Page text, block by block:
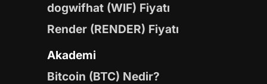
dogwifhat (WIF) Fiyatı
Render (RENDER) Fiyatı
Akademi
Bitcoin (BTC) Nedir?